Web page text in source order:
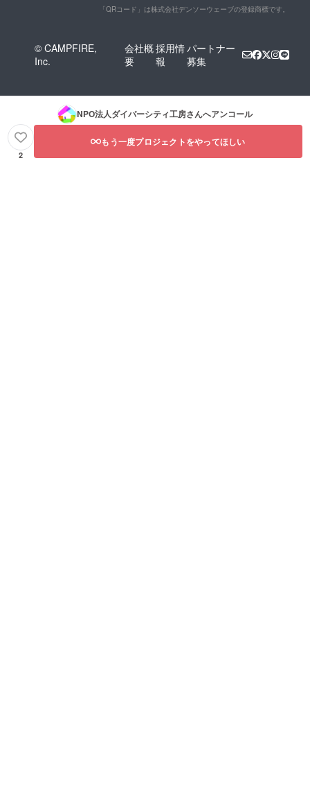
「QRコード」は株式会社デンソーウェーブの登録商標です。
© CAMPFIRE,
Inc.
会社概
要
採用情
報
パートナー
募集
NPO法人ダイバーシティ工房さんへアンコール
2
もう一度プロジェクトをやってほしい